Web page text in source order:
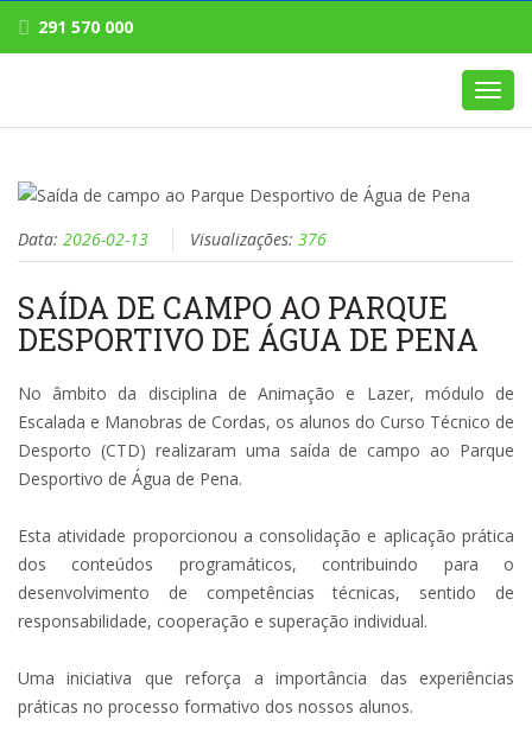
291 570 000
Data: 2026-02-13 Visualizações: 376
SAÍDA DE CAMPO AO PARQUE
DESPORTIVO DE ÁGUA DE PENA
No âmbito da disciplina de Animação e Lazer, módulo de
Escalada e Manobras de Cordas, os alunos do Curso Técnico de
Desporto (CTD) realizaram uma saída de campo ao Parque
Desportivo de Água de Pena.
Esta atividade proporcionou a consolidação e aplicação prática
dos conteúdos programáticos, contribuindo para o
desenvolvimento de competências técnicas, sentido de
responsabilidade, cooperação e superação individual.
Uma iniciativa que reforça a importância das experiências
práticas no processo formativo dos nossos alunos.